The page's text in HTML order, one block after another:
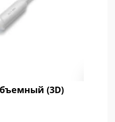
(3D)